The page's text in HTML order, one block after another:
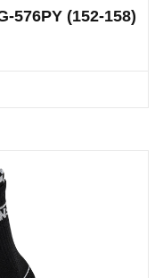
576PY (152-158)